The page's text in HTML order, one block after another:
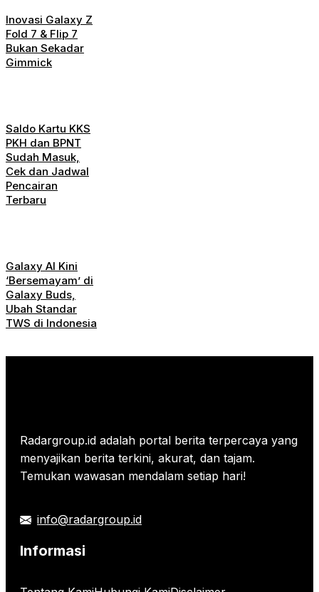
Inovasi Galaxy Z
Fold 7 & Flip 7
Bukan Sekadar
Gimmick
Saldo Kartu KKS
PKH dan BPNT
Sudah Masuk,
Cek dan Jadwal
Pencairan
Terbaru
Galaxy AI Kini
‘Bersemayam’ di
Galaxy Buds,
Ubah Standar
TWS di Indonesia
Radargroup.id adalah portal berita terpercaya yang
menyajikan berita terkini, akurat, dan tajam.
Temukan wawasan mendalam setiap hari!
info@radargroup.id
Informasi